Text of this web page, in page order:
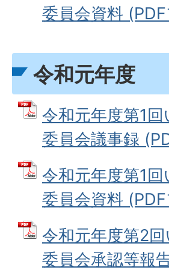
委員会資料
令和元年度
令和元年度第1
委員会議事録
令和元年度第1
委員会資料
令和元年度第2
委員会承認等報